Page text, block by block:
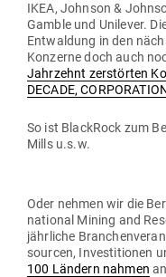
IKEA, Johnson &
Gamble und Uni­lever.
Ent­waldung in den
Kon­zerne doch auch
Jahr­zehnt zer­störten
DECADE,
So ist BlackRock zum
Mills u.s.w.
Oder nehmen wir die
na­tional Mining and
jähr­liche
sourcen, Inves­ti­tionen
100 Ländern nahmen